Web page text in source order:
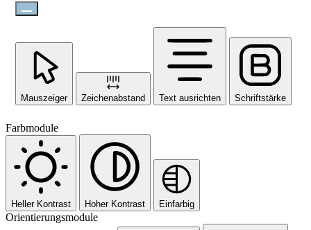
Mauszeiger Zeichenabstand Text ausrichten Schriftstärke
Farbmodule
Heller Kontrast Hoher Kontrast Einfarbig
Orientierungsmodule